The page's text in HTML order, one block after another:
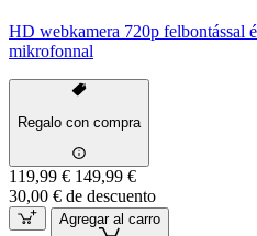
HD webkamera 720p felbontással
mikrofonnal
Regalo con compra
119,99 € 149,99 €
30,00 € de descuento
Agregar al carro